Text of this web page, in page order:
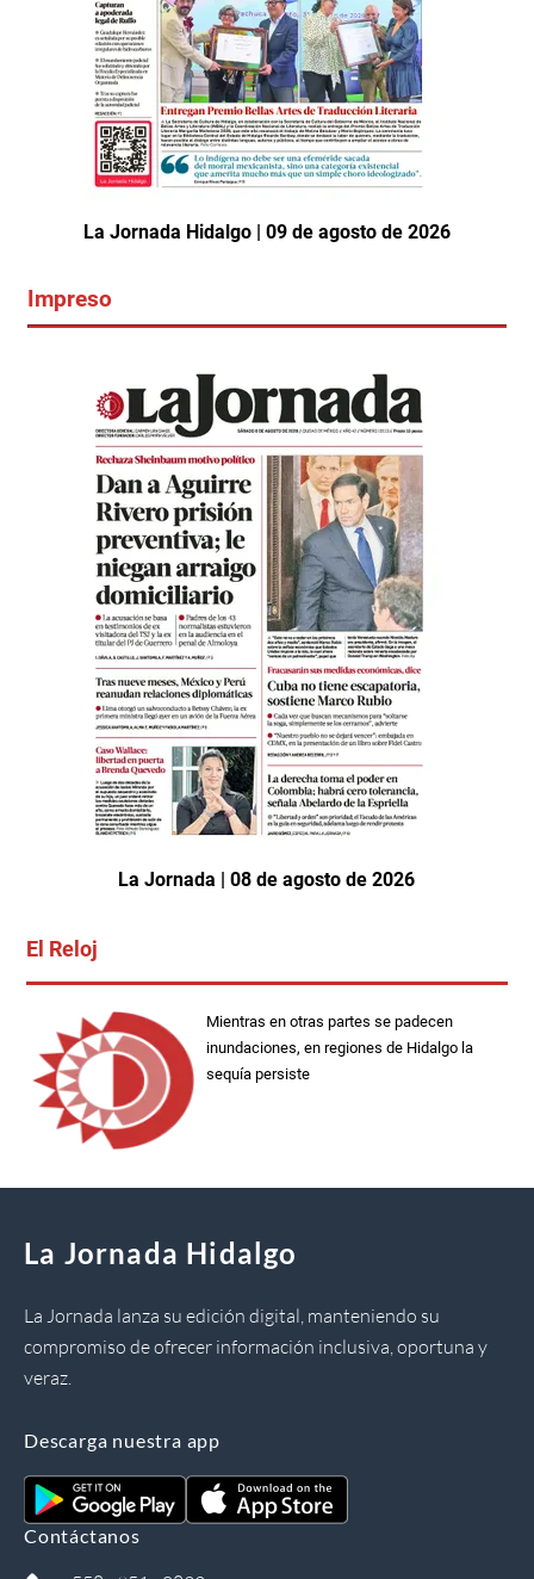
La Jornada Hidalgo | 09 de agosto de 2026
Impreso
La Jornada | 08 de agosto de 2026
El Reloj
Mientras en otras partes se padecen
inundaciones, en regiones de Hidalgo la
sequía persiste
La Jornada Hidalgo
La Jornada lanza su edición digital, manteniendo su
compromiso de ofrecer información inclusiva, oportuna y
veraz.
Descarga nuestra app
Contáctanos